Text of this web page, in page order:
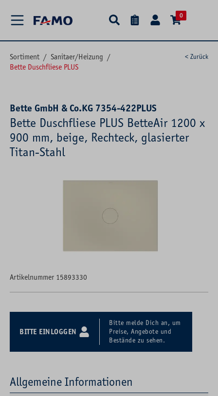
0
Sortiment / Sanitaer/Heizung /
Bette Duschfliese PLUS
< Zurück
Bette GmbH & Co.KG 7354-422PLUS
Bette Duschfliese PLUS BetteAir 1200 x
900 mm, beige, Rechteck, glasierter
Titan-Stahl
Artikelnummer 15893330
BITTE EINLOGGEN
Bitte melde Dich an, um
Preise, Angebote und
Bestände zu sehen.
Allgemeine Informationen